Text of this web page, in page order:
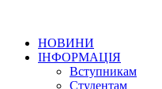
НОВИНИ
ІНФОРМАЦІЯ
Вступникам
Студентам